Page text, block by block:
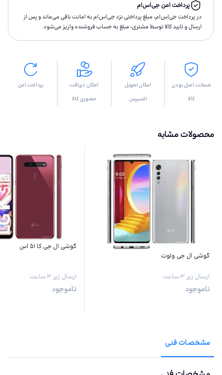
پرداخت امن جی‌اس‌ام
در پرداخت جی‌اس‌ام، مبلغ پرداختى نزد جی‌اس‌ام به امانت باقى مى‌ماند و پس از
ارسال و تاييد كالا توسط مشتری، مبلغ به حساب فروشنده واريز مى‌شود.
ضمانت اصل بودن
کالا
امکان تحویل
اکسپرس
امکان دریافت
حضوری کالا
پرداخت امن
محصولات مشابه
گوشی ال جی ولوت
ارسال زیر ۳ ساعت
ناموجود
گوشی ال جی کا ۵۱ اس
ارسال زیر ۳ ساعت
ناموجود
مشخصات فنی